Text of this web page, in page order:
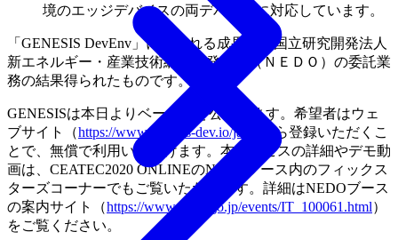
境のエッジデバイスの両デバイスに対応しています。
「GENESIS DevEnv」に含まれる成果は、国立研究開発法人
新エネルギー・産業技術総合開発機構（ＮＥＤＯ）の委託業
務の結果得られたものです。
GENESISは本日よりベータ版を公開します。希望者はウェ
ブサイト（https://www.genesis-dev.io/ja/
）から登録いただくこ
とで、無償で利用いただけます。本サービスの詳細やデモ動
画は、CEATEC2020 ONLINEのNEDOブース内のフィックス
ターズコーナーでもご覧いただきます。詳細はNEDOブース
の案内サイト（https://www.nedo.go.jp/events/IT_100061.html）
をご覧ください。